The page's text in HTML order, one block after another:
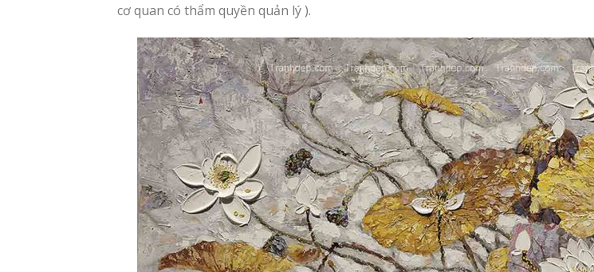
cơ quan có thẩm quyền quản lý ).